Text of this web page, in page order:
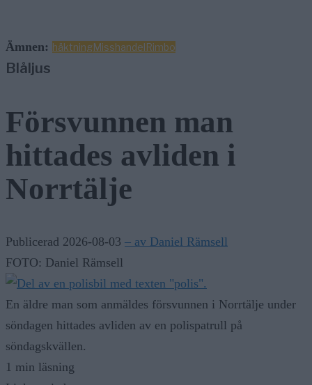
Ämnen: häktningMisshandelRimbo
Blåljus
Försvunnen man
hittades avliden i
Norrtälje
Publicerad 2026-08-03 – av Daniel Rämsell
FOTO: Daniel Rämsell
En äldre man som anmäldes försvunnen i Norrtälje under
söndagen hittades avliden av en polispatrull på
söndagskvällen.
1 min läsning